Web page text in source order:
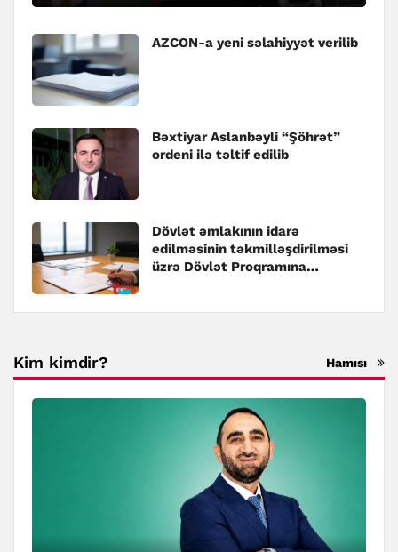
AZCON-a yeni səlahiyyət verilib
Bəxtiyar Aslanbəyli “Şöhrət”
ordeni ilə təltif edilib
Dövlət əmlakının idarə
edilməsinin təkmilləşdirilməsi
üzrə Dövlət Proqramına
Kim kimdir? Hamısı